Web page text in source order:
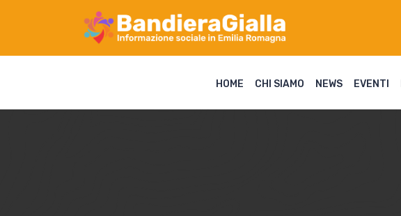
HOME CHI SIAMO NEWS EVENTI